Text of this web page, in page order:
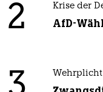
2 Krise der
AfD-